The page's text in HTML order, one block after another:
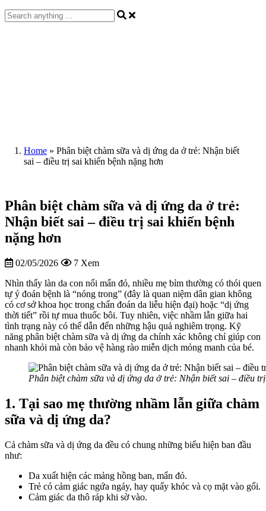
Home » Phân biệt chàm sữa và dị ứng da ở trẻ: Nhận biết
sai – điều trị sai khiến bệnh nặng hơn
Phân biệt chàm sữa và dị ứng da ở trẻ:
Nhận biết sai – điều trị sai khiến bệnh
nặng hơn
02/05/2026 7 Xem
Nhìn thấy làn da con nổi mẩn đỏ, nhiều mẹ bỉm thường có thói quen
tự ý đoán bệnh là “nóng trong” (đây là quan niệm dân gian không
có cơ sở khoa học trong chẩn đoán da liễu hiện đại) hoặc “dị ứng
thời tiết” rồi tự mua thuốc bôi. Tuy nhiên, việc nhầm lẫn giữa hai
tình trạng này có thể dẫn đến những hậu quả nghiêm trọng. Kỹ
năng phân biệt chàm sữa và dị ứng da chính xác không chỉ giúp con
nhanh khỏi mà còn bảo vệ hàng rào miễn dịch mỏng manh của bé.
Phân biệt chàm sữa và dị ứng da ở trẻ: Nhận biết sai – điều
1. Tại sao mẹ thường nhầm lẫn giữa chàm
sữa và dị ứng da?
Cả chàm sữa và dị ứng da đều có chung những biểu hiện ban đầu
như:
Da xuất hiện các mảng hồng ban, mẩn đỏ.
Trẻ có cảm giác ngứa ngáy, hay quấy khóc và cọ mặt vào gối.
Cảm giác da thô ráp khi sờ vào.